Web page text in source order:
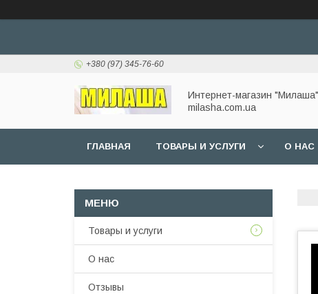
+380 (97) 345-76-60
Интернет-магазин "Милаша"
milasha.com.ua
ГЛАВНАЯ ТОВАРЫ И УСЛУГИ О НАС
Товары и услуги
О нас
Отзывы